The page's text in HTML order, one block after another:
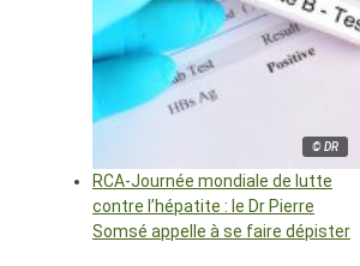
© DR
RCA-Journée mondiale de lutte
contre l’hépatite : le Dr Pierre
Somsé appelle à se faire dépister